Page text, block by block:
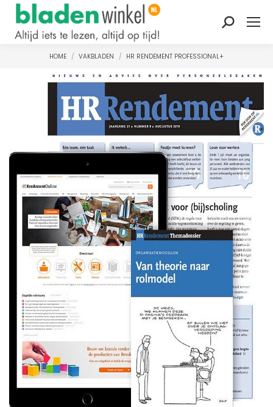
Zoeken:
Je bent hier:
HOME VAKBLADEN HR RENDEMENT PROFESSIONAL+